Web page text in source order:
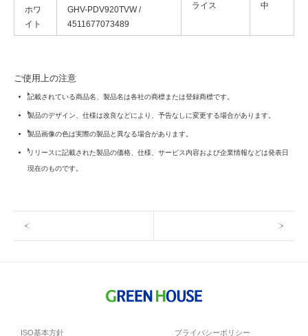
ライス
中
ホワ
イト
GHV-PDV920TVW /
4511677073489
ご使用上の注意
記載されている商品名、製品名は各社の商標または登録商標です。
製品のデザイン、仕様は改良などにより、予告なしに変更する場合があります。
製品画像の色は実際の製品と異なる場合があります。
リリースに記載された製品の価格、仕様、サービス内容および企業情報などは発表日
現在のものです。
ISO基本方針 プライバシーポリシー